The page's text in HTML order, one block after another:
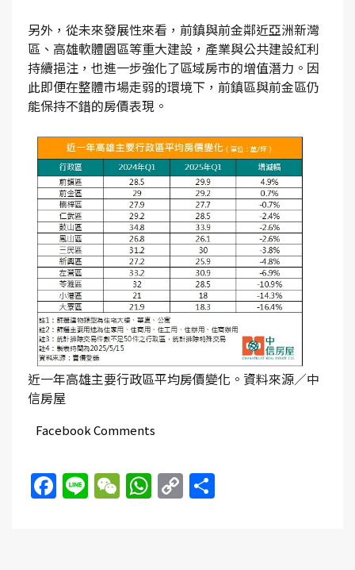
另外，從未來發展性來看，前鎮與前金鄰近亞洲新灣
區、高雄軟體園區等重大建設，產業與公共建設紅利
持續挹注，也進一步強化了區域房市的增值潛力。因
此即便在整體市場走弱的環境下，前鎮區與前金區仍
能保持不錯的房價表現。
近一年高雄主要行政區平均房價變化。資料來源／中
信房屋
Facebook Comments
Facebook
LineWeChat
WhatsApp
Copy
Link